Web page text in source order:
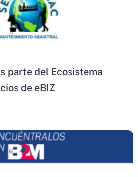
parte del Ecosistema
de eBIZ